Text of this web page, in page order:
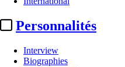
Personnalités
Interview
Biographies